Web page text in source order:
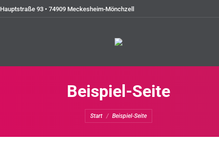
Hauptstraße 93 • 74909 Meckesheim-Mönchzell
Beispiel-Seite
Sie befinden sich hier:
Start Beispiel-Seite